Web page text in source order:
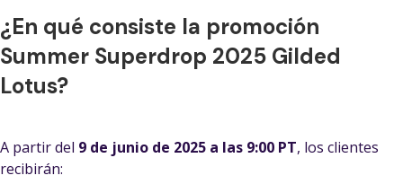
¿En qué consiste la promoción
Summer Superdrop 2025 Gilded
Lotus?
A partir del 9 de junio de 2025 a las 9:00 PT, los clientes
recibirán: